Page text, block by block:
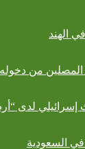
الهند
إسرائيلي لدى